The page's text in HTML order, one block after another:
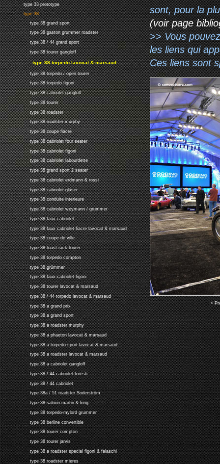
type 33 prototype
type 38
type 38 grand sport
type 38 gaston grummer roadster
type 38 / 44 grand sport
type 38 tourer gangloff
type 38 torpedo lavocat & marsaud
type 38 torpedo / open tourer
type 38 torpedo figoni
type 38 cabriolet gangloff
type 38 tourer
type 38 roadster
type 38 roadster murphy
type 38 coupe fiacre
type 38 cabriolet four seater
type 38 cabriolet figoni
type 38 cabriolet labourdette
type 38 grand sport 2 seater
type 38 cabriolet erdmann & rossi
type 38 cabriolet gläser
type 38 conduite interieure
type 38 cabriolet weymann / grummer
type 38 faux cabriolet
type 38 faux cabriolet fiacre lavocat & marsaud
type 38 coupe de ville
type 38 toast rack tourer
type 38 torpedo compton
type 38 grümmer
type 38 faux-cabriolet figoni
type 38 tourer lavocat & marsaud
type 38 / 44 torpedo lavocat & marsaud
type 38 a grand prix
type 38 a grand sport
type 38 a roadster murphy
type 38 a phaeton lavocat & marsaud
type 38 a torpedo sport lavocat & marsaud
type 38 a roadster lavocat & marsaud
type 38 a cabriolet gangloff
type 38 / 44 cabriolet foresti
type 38 / 44 cabriolet
type 38a / 51 roadster Soderström
type 38 saloon martin & king
type 38 torpedo-mylord grummer
type 38 berline convertible
type 38 tourer compton
type 38 tourer jarvis
type 38 a roadster special figoni & falaschi
type 38 roadster mieres
sont, pour la
(voir page
>> Vous
les liens qui
Ces liens sont
<